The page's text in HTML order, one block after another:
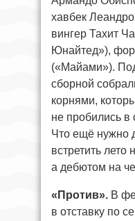
хавбек
вингер Тахит
Юнайтед»),
(«Майами»).
сборной
корнями,
не пробились
Что ещё нужно
встретить
а дебютом на
«Против». В
в отставку по